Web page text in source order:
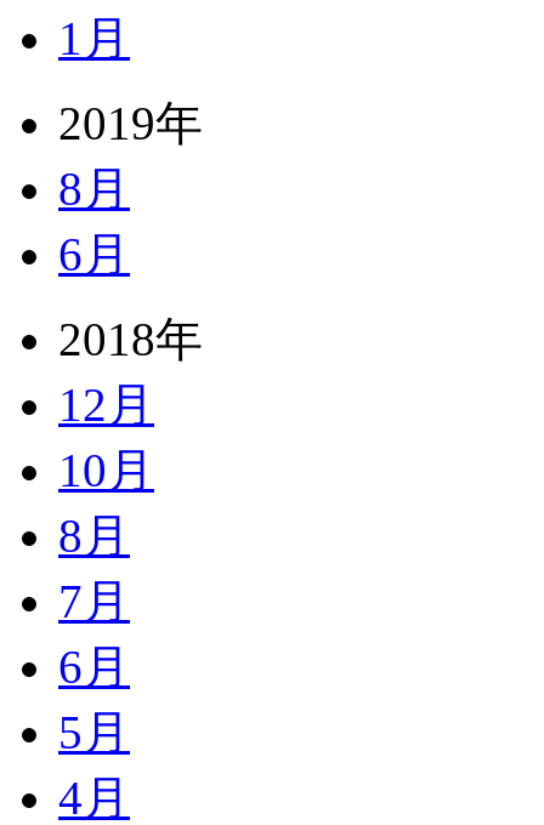
1月
2019年
8月
6月
2018年
12月
10月
8月
7月
6月
5月
4月